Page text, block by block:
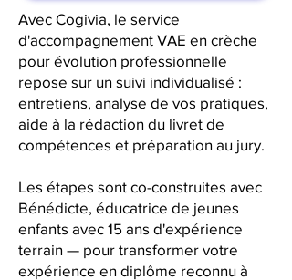
Avec Cogivia, le service
d'accompagnement VAE en crèche
pour évolution professionnelle
repose sur un suivi individualisé :
entretiens, analyse de vos pratiques,
aide à la rédaction du livret de
compétences et préparation au jury.
Les étapes sont co-construites avec
Bénédicte, éducatrice de jeunes
enfants avec 15 ans d'expérience
terrain — pour transformer votre
expérience en diplôme reconnu à